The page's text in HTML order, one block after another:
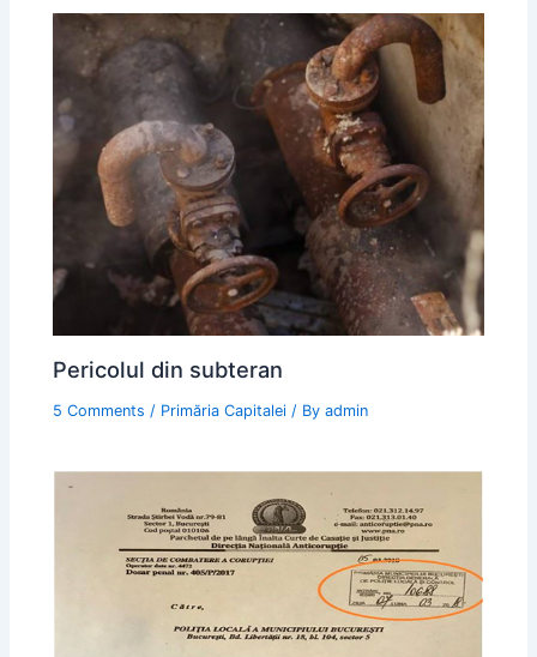
Pericolul din subteran
5 Comments / Primăria Capitalei / Byadmin